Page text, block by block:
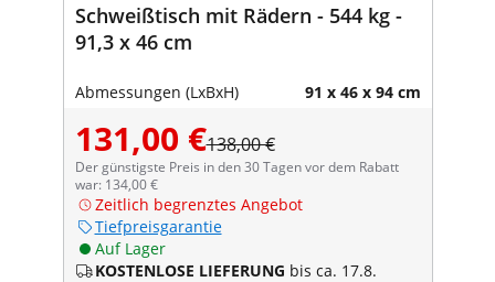
Schweißtisch mit Rädern - 544 kg -
91,3 x 46 cm
Abmessungen (LxBxH) 91 x 46 x 94 cm
131,00 €138,00 €
Der günstigste Preis in den 30 Tagen vor dem Rabatt
war: 134,00 €
Zeitlich begrenztes Angebot
Tiefpreisgarantie
Auf Lager
KOSTENLOSE LIEFERUNG bis ca. 17.8.